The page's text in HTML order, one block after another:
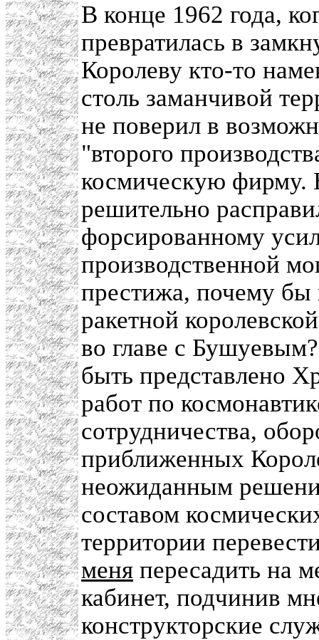
В конце 1962 года,
превратилась в
Королеву кто-то
столь заманчивой
не поверил в
"второго
космическую фирму.
решительно
форсированному
производственной
престижа, почему бы
ракетной
во главе с
быть представлено
работ по
сотрудничества,
приближенных
неожиданным
составом
территории
меня пересадить на
кабинет, подчинив
конструкторские